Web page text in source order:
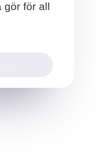
gör för all